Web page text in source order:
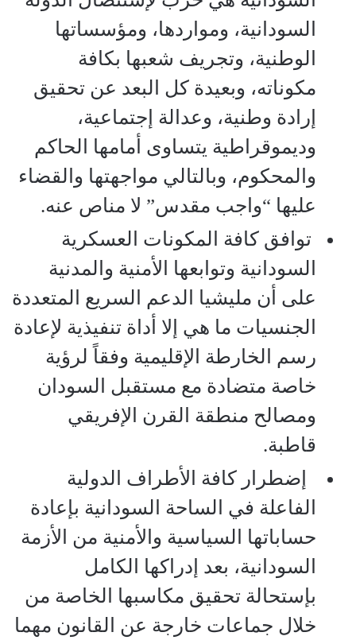
السودانية، ومواردها، ومؤسساتها
الوطنية، وتجريف شعبها بكافة
مكوناته، وبعيدة كل البعد عن تحقيق
إرادة وطنية، وعدالة إجتماعية،
وديموقراطية يتساوى أمامها الحاكم
والمحكوم، وبالتالي مواجهتها والقضاء
عليها “واجب مقدس” لا مناص عنه.
توافق كافة المكونات العسكرية
السودانية وتوابعها الأمنية والمدنية
على أن مليشيا الدعم السريع المتعددة
الجنسيات ما هي إلا أداة تنفيذية لإعادة
رسم الخارطة الإقليمية وفقاً لرؤية
خاصة متضادة مع مستقبل ‫السودان
ومصالح منطقة القرن الإفريقي
قاطبة.
‏ إضطرار كافة الأطراف الدولية
الفاعلة في الساحة السودانية بإعادة
حساباتها السياسية والأمنية من الأزمة
السودانية، بعد إدراكها الكامل
بإستحالة تحقيق مكاسبها الخاصة من
خلال جماعات خارجة عن القانون مهما